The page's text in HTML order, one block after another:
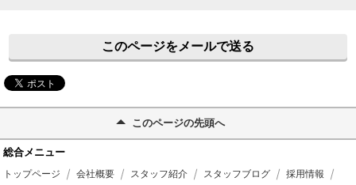
このページをメールで送る
このページの先頭へ
総合メニュー
トップページ 会社概要 スタッフ紹介 スタッフブログ
採用情報